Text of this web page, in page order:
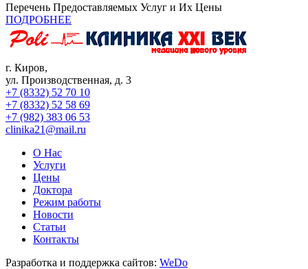
Перечень Предоставляемых Услуг и Их Цены
ПОДРОБНЕЕ
г. Киров,
ул. Производственная, д. 3
+7 (8332) 52 70 10
+7 (8332) 52 58 69
+7 (982) 383 06 53
clinika21@mail.ru
О Нас
Услуги
Цены
Доктора
Режим работы
Новости
Статьи
Контакты
Разработка и поддержка сайтов: WeDo